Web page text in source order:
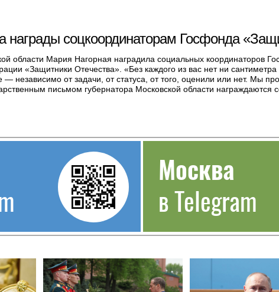
награды соцкоординаторам Госфонда
области Мария Нагорная наградила социальных координаторов
«Защитники Отечества». «Без каждого из вас нет ни
— независимо от задачи, от статуса, от того, оценили или нет. Мы
письмом губернатора Московской области награждаются
Москва
в Telegram